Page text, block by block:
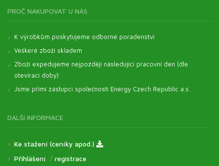
PROČ NAKUPOVAT U NÁS
K výrobkům poskytujeme odborné poradenství
Veškeré zboží skladem
Zboží expedujeme nejpozději následující pracovní den (dle
otevírací doby)
Jsme přímí zástupci společnosti Energy Czech Republic a.s.
DALŠÍ INFORMACE
Ke stažení (ceníky apod.)
Přihlášení / registrace